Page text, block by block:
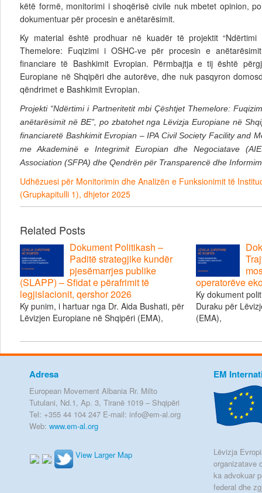
këtë formë, monitorimi i shoqërisë civile nuk mbetet opinion,
dokumentuar për procesin e anëtarësimit.
Ky material është prodhuar në kuadër të projektit
Themelore: Fuqizimi i OSHC-ve për procesin e
financiare të Bashkimit Evropian. Përmbajtja e tij është
Europiane në Shqipëri dhe autorëve, dhe nuk pasqyron
qëndrimet e Bashkimit Evropian.
Projekti “Ndërtimi i Partneritetit mbi Çështjet Themelore:
anëtarësimit në BE”, po zbatohet nga Lëvizja Europiane në
financiaretë Bashkimit Evropian – IPA Civil Society Facility and
me Akademinë e Integrimit Europian dhe Negociatave
Association (SFPA) dhe Qendrën për Transparencë dhe
Udhëzuesi për Monitorimin dhe Analizën e Funksionimit të
(Grupkapitulli 1), dhjetor 2025
Related Posts
Dokument Politikash –
Paditë strategjike kundër
pjesëmarrjes publike
(SLAPP) – Sfidat e përafrimit të
legjislacionit, qershor 2026
Ky punim, i hartuar nga Dr. Aida Bushati, për
Lëvizjen Europiane në Shqipëri (EMA),
operatorëve
Ky dokument
Duraku për
(EMA),
Adresa
European Movement Albania Rr. Milto
Tutulani, Nd.1, Ap. 3, Tiranë 1019 – Shqipëri
Tel: +355 44 104 247 E-mail: info@em-al.org
Web: www.em-al.org
View Larger Map
EM
Lëvizja
organizatave
ka advokuar
federal dhe